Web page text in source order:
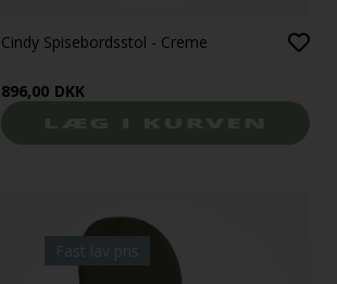
Cindy Spisebordsstol - Creme
896,00 DKK
Fast lav pris